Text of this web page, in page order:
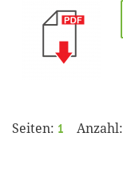
Seiten: 1 Anzahl: